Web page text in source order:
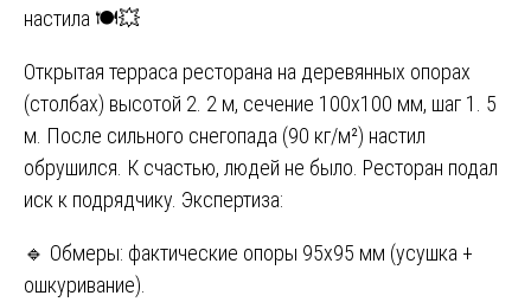
настила 🍽️💥
Открытая терраса ресторана на деревянных опорах
(столбах) высотой 2. 2 м, сечение 100х100 мм, шаг 1. 5
м. После сильного снегопада (90 кг/м²) настил
обрушился. К счастью, людей не было. Ресторан подал
иск к подрядчику. Экспертиза:
🔹 Обмеры: фактические опоры 95х95 мм (усушка +
ошкуривание).